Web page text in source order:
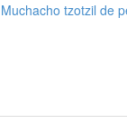
Muchacho tzotzil de